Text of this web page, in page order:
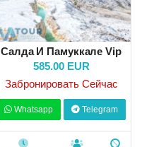
Салда И Памуккале Vip
585.00 EUR
Забронировать Сейчас
Whatsapp Telegram